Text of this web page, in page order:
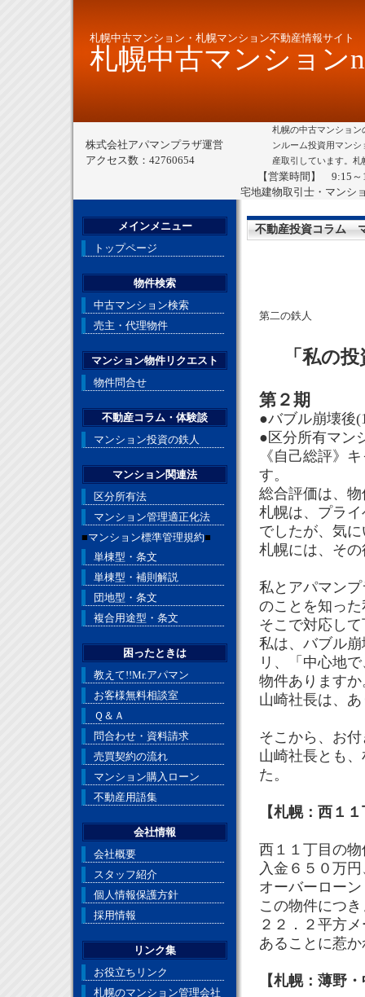
札幌中古マンション・札幌マンション不動産情報サイト
札幌中古マンション
株式会社アパマンプラザ運営
アクセス数：42760654
札幌の中古マンショ
ンルーム投資用マン
産取引しています。
【営業時間】 9:15
宅地建物取引士・マンシ
不動産投資コラム
第二の鉄人
「私の
第２期
●バブル崩壊後
●区分所有マン
《自己総評》
す。
総合評価は、
札幌は、プラ
でしたが、気
札幌には、そ
私とアパマン
のことを知っ
そこで対応し
私は、バブル
リ、「中心地
物件あります
山崎社長は、
そこから、お
山崎社長とも
た。
【札幌：西１
西１１丁目の
入金６５０万
オーバーロー
この物件につ
２２．２平方
あることに惹
【札幌：薄野
メインメニュー
トップページ
物件検索
中古マンション検索
売主・代理物件
マンション物件リクエスト
物件問合せ
不動産コラム・体験談
マンション投資の鉄人
マンション関連法
区分所有法
マンション管理適正化法
■マンション標準管理規約■
単棟型・条文
単棟型・補則解説
団地型・条文
複合用途型・条文
困ったときは
教えて!!Mr.アパマン
お客様無料相談室
Ｑ＆Ａ
問合わせ・資料請求
売買契約の流れ
マンション購入ローン
不動産用語集
会社情報
会社概要
スタッフ紹介
個人情報保護方針
採用情報
リンク集
お役立ちリンク
札幌のマンション管理会社